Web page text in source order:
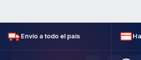
Envío a todo el país